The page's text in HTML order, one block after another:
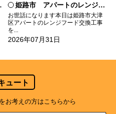
姫路市 アパートのレンジフード交換
お世話になります本日は姫路市大津
区アパートのレンジフード交換工事
を...
2026年07月31日
ュート
お考えの方はこちらから